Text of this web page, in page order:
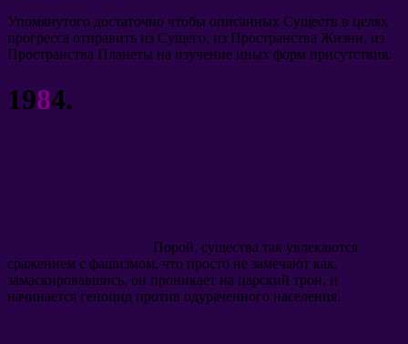
Упомянутого достаточно чтобы описанных Существ в целях
прогресса отправить из Сущего, из Пространства Жизни, из
Пространства Планеты на изучение иных форм присутствия.
1984.
Порой, существа так увлекаются
сражением с фашизмом, что просто не замечают как,
замаскировавшись, он проникает на царский трон, и
начинается геноцид против одураченного населения.